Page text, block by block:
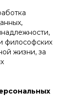
философских
жизни, за